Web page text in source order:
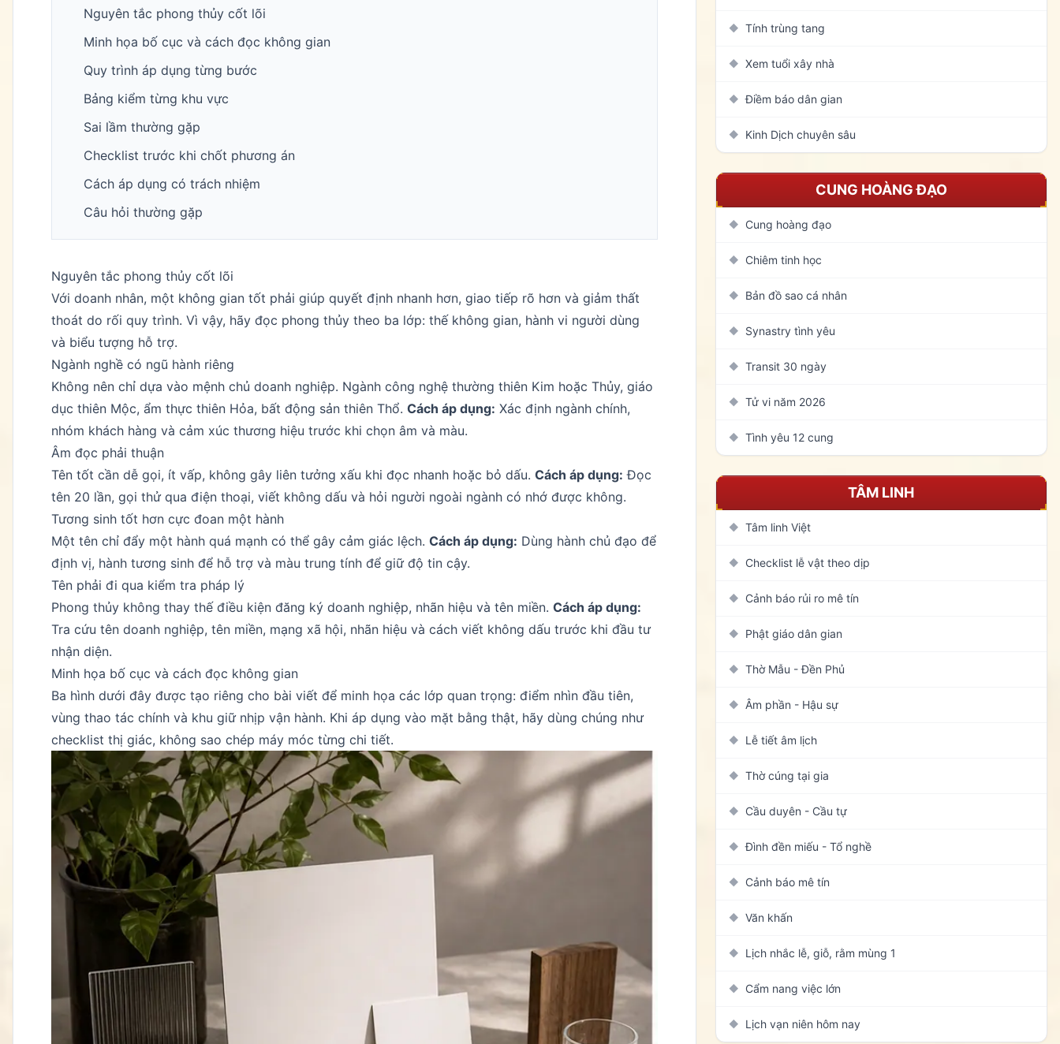
Nguyên tắc phong thủy cốt lõi
Minh họa bố cục và cách đọc không gian
Quy trình áp dụng từng bước
Bảng kiểm từng khu vực
Sai lầm thường gặp
Checklist trước khi chốt phương án
Cách áp dụng có trách nhiệm
Câu hỏi thường gặp
Nguyên tắc phong thủy cốt lõi
Với doanh nhân, một không gian tốt phải giúp quyết định nhanh hơn, giao tiếp rõ hơn và giảm thất
thoát do rối quy trình. Vì vậy, hãy đọc phong thủy theo ba lớp: thế không gian, hành vi người dùng
và biểu tượng hỗ trợ.
Ngành nghề có ngũ hành riêng
Không nên chỉ dựa vào mệnh chủ doanh nghiệp. Ngành công nghệ thường thiên Kim hoặc Thủy, giáo
dục thiên Mộc, ẩm thực thiên Hỏa, bất động sản thiên Thổ. Cách áp dụng: Xác định ngành chính,
nhóm khách hàng và cảm xúc thương hiệu trước khi chọn âm và màu.
Âm đọc phải thuận
Tên tốt cần dễ gọi, ít vấp, không gây liên tưởng xấu khi đọc nhanh hoặc bỏ dấu. Cách áp dụng: Đọc
tên 20 lần, gọi thử qua điện thoại, viết không dấu và hỏi người ngoài ngành có nhớ được không.
Tương sinh tốt hơn cực đoan một hành
Một tên chỉ đẩy một hành quá mạnh có thể gây cảm giác lệch. Cách áp dụng: Dùng hành chủ đạo để
định vị, hành tương sinh để hỗ trợ và màu trung tính để giữ độ tin cậy.
Tên phải đi qua kiểm tra pháp lý
Phong thủy không thay thế điều kiện đăng ký doanh nghiệp, nhãn hiệu và tên miền. Cách áp dụng:
Tra cứu tên doanh nghiệp, tên miền, mạng xã hội, nhãn hiệu và cách viết không dấu trước khi đầu tư
nhận diện.
Minh họa bố cục và cách đọc không gian
Ba hình dưới đây được tạo riêng cho bài viết để minh họa các lớp quan trọng: điểm nhìn đầu tiên,
vùng thao tác chính và khu giữ nhịp vận hành. Khi áp dụng vào mặt bằng thật, hãy dùng chúng như
checklist thị giác, không sao chép máy móc từng chi tiết.
◆ Tính trùng tang
◆ Xem tuổi xây nhà
◆ Điềm báo dân gian
◆ Kinh Dịch chuyên sâu
CUNG HOÀNG ĐẠO
◆ Cung hoàng đạo
◆ Chiêm tinh học
◆ Bản đồ sao cá nhân
◆ Synastry tình yêu
◆ Transit 30 ngày
◆ Tử vi năm 2026
◆ Tình yêu 12 cung
TÂM LINH
◆ Tâm linh Việt
◆ Checklist lễ vật theo dịp
◆ Cảnh báo rủi ro mê tín
◆ Phật giáo dân gian
◆ Thờ Mẫu - Đền Phủ
◆ Âm phần - Hậu sự
◆ Lễ tiết âm lịch
◆ Thờ cúng tại gia
◆ Cầu duyên - Cầu tự
◆ Đình đền miếu - Tổ nghề
◆ Cảnh báo mê tín
◆ Văn khấn
◆ Lịch nhắc lễ, giỗ, rằm mùng 1
◆ Cẩm nang việc lớn
◆ Lịch vạn niên hôm nay